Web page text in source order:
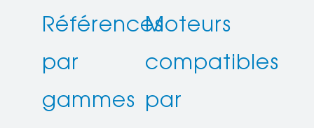
Références
par
gammes
Moteurs
compatibles
par